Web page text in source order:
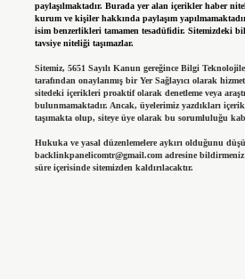
paylaşılmaktadır. Burada yer alan içerikler haber
kurum ve kişiler hakkında paylaşım
isim benzerlikleri tamamen tesadüfidir. Sitemizdeki
tavsiye niteliği taşımazlar.
Sitemiz, 5651 Sayılı Kanun gereğince Bilgi
tarafından onaylanmış bir Yer Sağlayıcı olarak
sitedeki içerikleri proaktif olarak denetleme veya
bulunmamaktadır. Ancak, üyelerimiz yazdıkları
taşımakta olup, siteye üye olarak bu sorumluluğu
Hukuka ve yasal düzenlemelere aykırı olduğunu
backlinkpanelicomtr@gmail.comadresine
süre içerisinde sitemizden kaldırılacaktır.